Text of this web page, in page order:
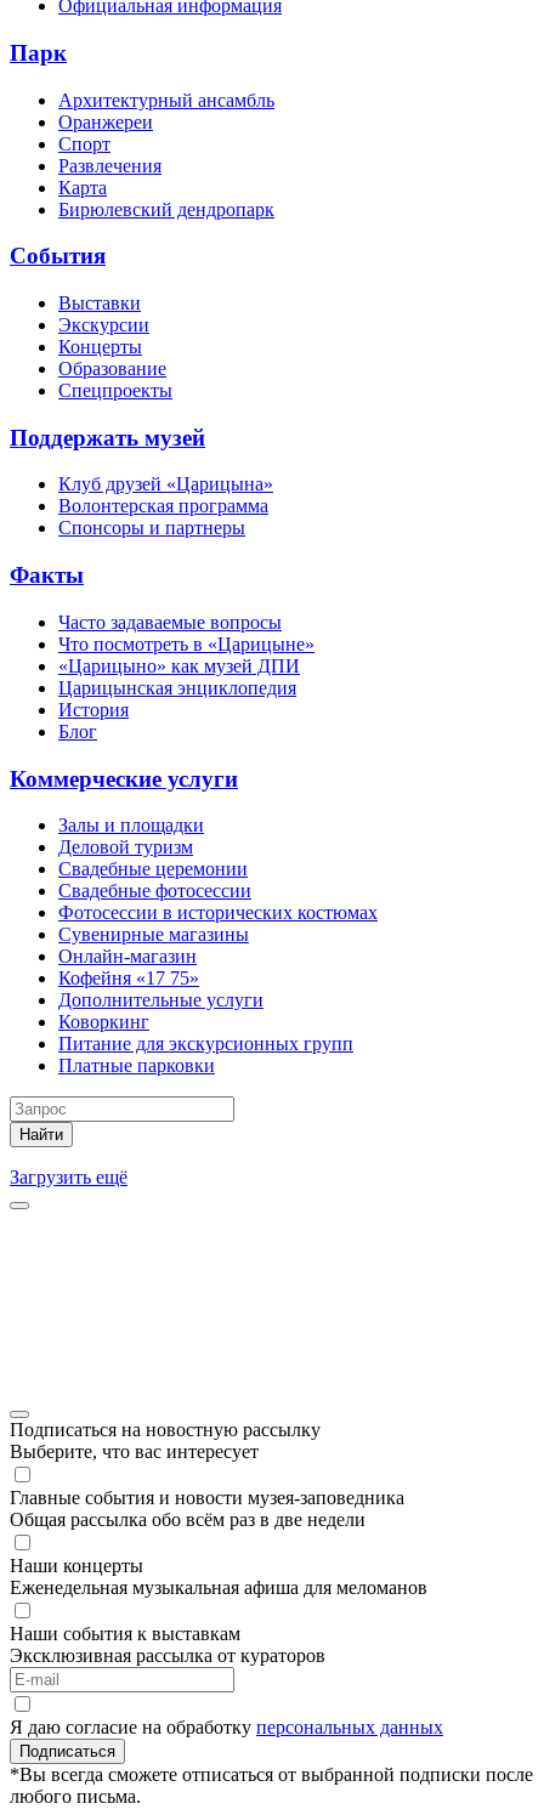
Официальная информация
Парк
Архитектурный ансамбль
Оранжереи
Спорт
Развлечения
Карта
Бирюлевский дендропарк
События
Выставки
Экскурсии
Концерты
Образование
Спецпроекты
Поддержать музей
Клуб друзей «Царицына»
Волонтерская программа
Спонсоры и партнеры
Факты
Часто задаваемые вопросы
Что посмотреть в «Царицыне»
«Царицыно» как музей ДПИ
Царицынская энциклопедия
История
Блог
Коммерческие услуги
Залы и площадки
Деловой туризм
Свадебные церемонии
Свадебные фотосессии
Фотосессии в исторических костюмах
Сувенирные магазины
Онлайн-магазин
Кофейня «17 75»
Дополнительные услуги
Коворкинг
Питание для экскурсионных групп
Платные парковки
Найти
Загрузить ещё
Подписаться на новостную рассылку
Выберите, что вас интересует
Главные события и новости музея-заповедника
Общая рассылка обо всём раз в две недели
Наши концерты
Еженедельная музыкальная афиша для меломанов
Наши события к выставкам
Эксклюзивная рассылка от кураторов
Я даю согласие на обработку персональных данных
Подписаться
*Вы всегда сможете отписаться от выбранной подписки после
любого письма.